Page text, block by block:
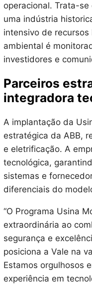
operacional. Trata-
uma indústria
intensivo de
ambiental é
investidores e
Parceiros
integradora
A implantação da
estratégica da ABB,
e eletrificação. A
tecnológica,
sistemas e
diferenciais do
“O Programa Usina
extraordinária ao
segurança e
posiciona a Vale na
Estamos orgulhosos
experiência em